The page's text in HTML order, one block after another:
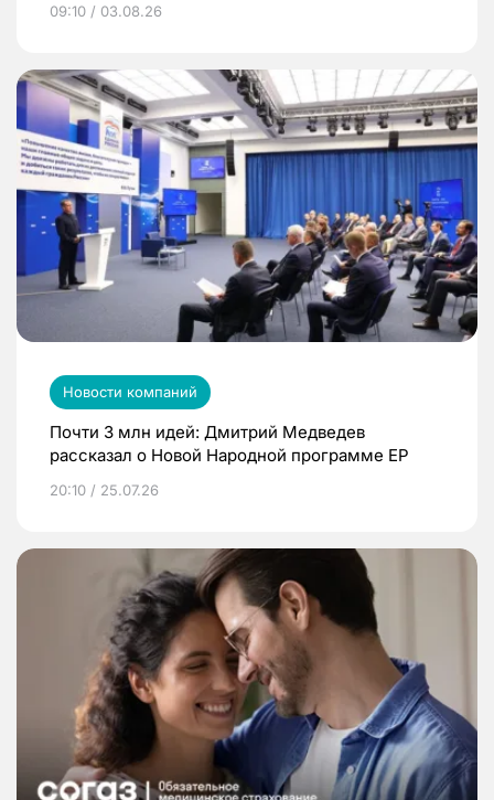
09:10 / 03.08.26
Новости компаний
Почти 3 млн идей: Дмитрий Медведев
рассказал о Новой Народной программе ЕР
20:10 / 25.07.26